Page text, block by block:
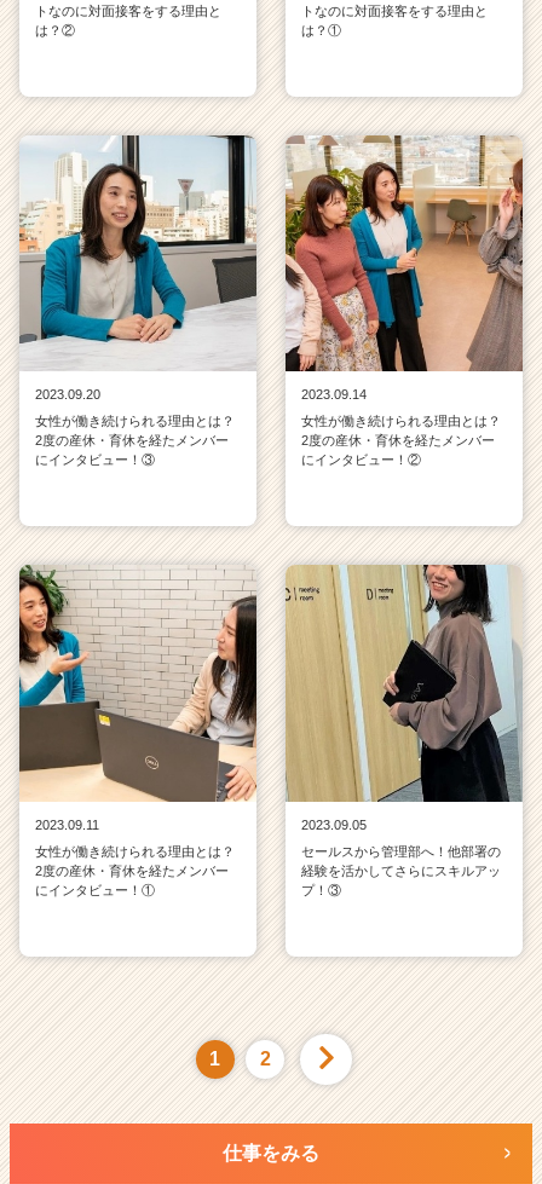
トなのに対面接客をする理由と
は？②
トなのに対面接客をする理由と
は？①
2023.09.20
女性が働き続けられる理由とは？
2度の産休・育休を経たメンバー
にインタビュー！③
2023.09.14
女性が働き続けられる理由とは？
2度の産休・育休を経たメンバー
にインタビュー！②
2023.09.11
女性が働き続けられる理由とは？
2度の産休・育休を経たメンバー
にインタビュー！①
2023.09.05
セールスから管理部へ！他部署の
経験を活かしてさらにスキルアッ
プ！③
1 2
仕事をみる